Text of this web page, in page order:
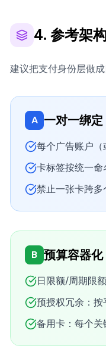
4. 参考架
建议把支付身份层做成
A 一对一绑
每个广告账户
卡标签按统一
禁止一张卡跨多
B 预算容器
日限额/周期限
预授权冗余：
备用卡：每个关